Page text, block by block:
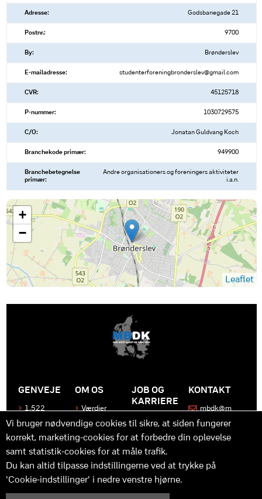
Adresse: Godsbanegade 21
Postnr.: 9700
By: Brønderslev
E-mailadresse: studenterforeningbronderslev@gmail.com
CVR: 45125718
P-nummer: 1030729575
C/O: Jonatan Guldvang Koch
Branchekode primær: 949900
Branchebetegnelse
primær:
Andre organisationers og foreningers aktiviteter
i.a.n.
+
−
Leaflet
GENVEJE
1.522
Produkter
Kontakt
os
OM OS
Værdier
Historen
bag
MBDK
Hvad gør
os unikke
JOB OG
KARRIERE
Bliv en del
af MBDK
Vores
team
og
udvikling
KONTAKT
mbdk@m
Vi bruger nødvendige cookies til sikre, at siden fungerer
korrekt, marketing-cookies for at forbedre din oplevelse
samt statistik-cookies for at måle trafik.
Du kan altid tilpasse indstillingerne ved at trykke på
'Cookie-indstillinger' i nedre venstre hjørne.